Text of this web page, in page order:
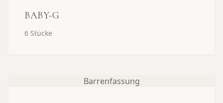
BABY-G
6 Stücke
Barrenfassung